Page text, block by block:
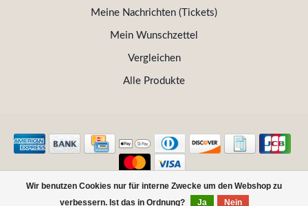
Wir benutzen Cookies nur für interne Zwecke um den Webshop zu
verbessern. Ist das in Ordnung?
Ja Nein
Meine Nachrichten (Tickets)
Mein Wunschzettel
Vergleichen
Alle Produkte
© Copyright 2026 WEINHERZ Kitzbühel - Die VINOTHEK in